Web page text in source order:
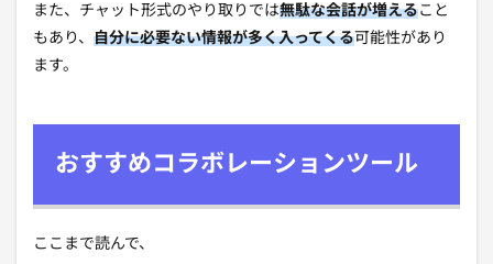
また、チャット形式のやり取りでは無駄な会話が増えること
もあり、 自分に必要ない情報が多く入ってくる可能性があり
ます。
おすすめコラボレーションツール
ここまで読んで、